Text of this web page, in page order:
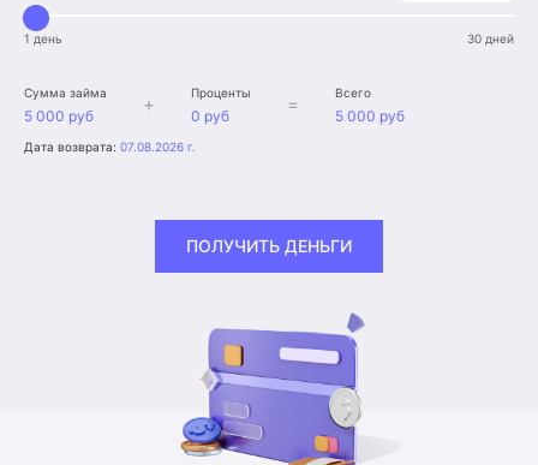
1 день 30 дней
Сумма займа
5 000 руб
+ Проценты
0 руб
= Всего
5 000 руб
Дата возврата: 07.08.2026 г.
ПОЛУЧИТЬ ДЕНЬГИ